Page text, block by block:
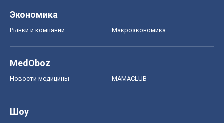
Экономика
Рынки и компании Mакроэкономика
MedOboz
Новости медицины MAMACLUB
Шоу